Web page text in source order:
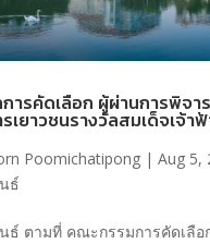
ารคัดเลือก ผู้ผ่านการพิจ
รเยาวชนรางวัลสมเด็จเจ้า
Poomichatipong| Aug 5,
ธ์
ธ์ ตามที่ คณะกรรมการคัดเลือ